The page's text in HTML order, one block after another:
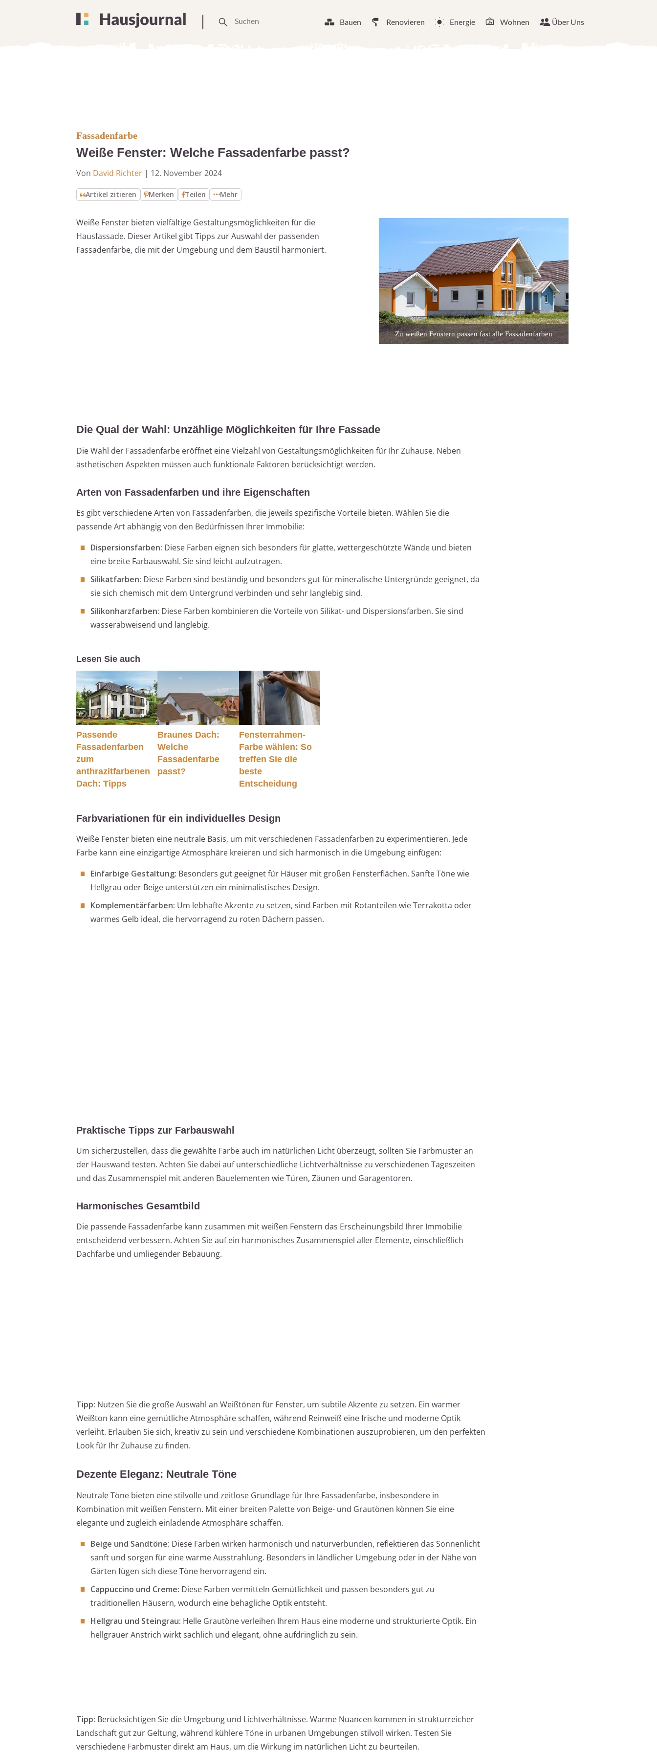
Bauen Renovieren Energie Wohnen Über Uns
Fassadenfarbe
Weiße Fenster: Welche Fassadenfarbe passt?
Von David Richter | 12. November 2024
Artikel zitieren Merken Teilen Mehr
Weiße Fenster bieten vielfältige Gestaltungsmöglichkeiten für die
Hausfassade. Dieser Artikel gibt Tipps zur Auswahl der passenden
Fassadenfarbe, die mit der Umgebung und dem Baustil harmoniert.
Zu weißen Fenstern passen fast alle Fassadenfarben
Die Qual der Wahl: Unzählige Möglichkeiten für Ihre Fassade
Die Wahl der Fassadenfarbe eröffnet eine Vielzahl von Gestaltungsmöglichkeiten für Ihr Zuhause. Neben
ästhetischen Aspekten müssen auch funktionale Faktoren berücksichtigt werden.
Arten von Fassadenfarben und ihre Eigenschaften
Es gibt verschiedene Arten von Fassadenfarben, die jeweils spezifische Vorteile bieten. Wählen Sie die
passende Art abhängig von den Bedürfnissen Ihrer Immobilie:
Dispersionsfarben: Diese Farben eignen sich besonders für glatte, wettergeschützte Wände und bieten
eine breite Farbauswahl. Sie sind leicht aufzutragen.
Silikatfarben: Diese Farben sind beständig und besonders gut für mineralische Untergründe geeignet, da
sie sich chemisch mit dem Untergrund verbinden und sehr langlebig sind.
Silikonharzfarben: Diese Farben kombinieren die Vorteile von Silikat- und Dispersionsfarben. Sie sind
wasserabweisend und langlebig.
Lesen Sie auch
Passende
Fassadenfarben
zum
anthrazitfarbenen
Dach: Tipps
Braunes Dach:
Welche
Fassadenfarbe
passt?
Fensterrahmen-
Farbe wählen: So
treffen Sie die
beste
Entscheidung
Farbvariationen für ein individuelles Design
Weiße Fenster bieten eine neutrale Basis, um mit verschiedenen Fassadenfarben zu experimentieren. Jede
Farbe kann eine einzigartige Atmosphäre kreieren und sich harmonisch in die Umgebung einfügen:
Einfarbige Gestaltung: Besonders gut geeignet für Häuser mit großen Fensterflächen. Sanfte Töne wie
Hellgrau oder Beige unterstützen ein minimalistisches Design.
Komplementärfarben: Um lebhafte Akzente zu setzen, sind Farben mit Rotanteilen wie Terrakotta oder
warmes Gelb ideal, die hervorragend zu roten Dächern passen.
Praktische Tipps zur Farbauswahl
Um sicherzustellen, dass die gewählte Farbe auch im natürlichen Licht überzeugt, sollten Sie Farbmuster an
der Hauswand testen. Achten Sie dabei auf unterschiedliche Lichtverhältnisse zu verschiedenen Tageszeiten
und das Zusammenspiel mit anderen Bauelementen wie Türen, Zäunen und Garagentoren.
Harmonisches Gesamtbild
Die passende Fassadenfarbe kann zusammen mit weißen Fenstern das Erscheinungsbild Ihrer Immobilie
entscheidend verbessern. Achten Sie auf ein harmonisches Zusammenspiel aller Elemente, einschließlich
Dachfarbe und umliegender Bebauung.
Tipp: Nutzen Sie die große Auswahl an Weißtönen für Fenster, um subtile Akzente zu setzen. Ein warmer
Weißton kann eine gemütliche Atmosphäre schaffen, während Reinweiß eine frische und moderne Optik
verleiht. Erlauben Sie sich, kreativ zu sein und verschiedene Kombinationen auszuprobieren, um den perfekten
Look für Ihr Zuhause zu finden.
Dezente Eleganz: Neutrale Töne
Neutrale Töne bieten eine stilvolle und zeitlose Grundlage für Ihre Fassadenfarbe, insbesondere in
Kombination mit weißen Fenstern. Mit einer breiten Palette von Beige- und Grautönen können Sie eine
elegante und zugleich einladende Atmosphäre schaffen.
Beige und Sandtöne: Diese Farben wirken harmonisch und naturverbunden, reflektieren das Sonnenlicht
sanft und sorgen für eine warme Ausstrahlung. Besonders in ländlicher Umgebung oder in der Nähe von
Gärten fügen sich diese Töne hervorragend ein.
Cappuccino und Creme: Diese Farben vermitteln Gemütlichkeit und passen besonders gut zu
traditionellen Häusern, wodurch eine behagliche Optik entsteht.
Hellgrau und Steingrau: Helle Grautöne verleihen Ihrem Haus eine moderne und strukturierte Optik. Ein
hellgrauer Anstrich wirkt sachlich und elegant, ohne aufdringlich zu sein.
Tipp: Berücksichtigen Sie die Umgebung und Lichtverhältnisse. Warme Nuancen kommen in strukturreicher
Landschaft gut zur Geltung, während kühlere Töne in urbanen Umgebungen stilvoll wirken. Testen Sie
verschiedene Farbmuster direkt am Haus, um die Wirkung im natürlichen Licht zu beurteilen.